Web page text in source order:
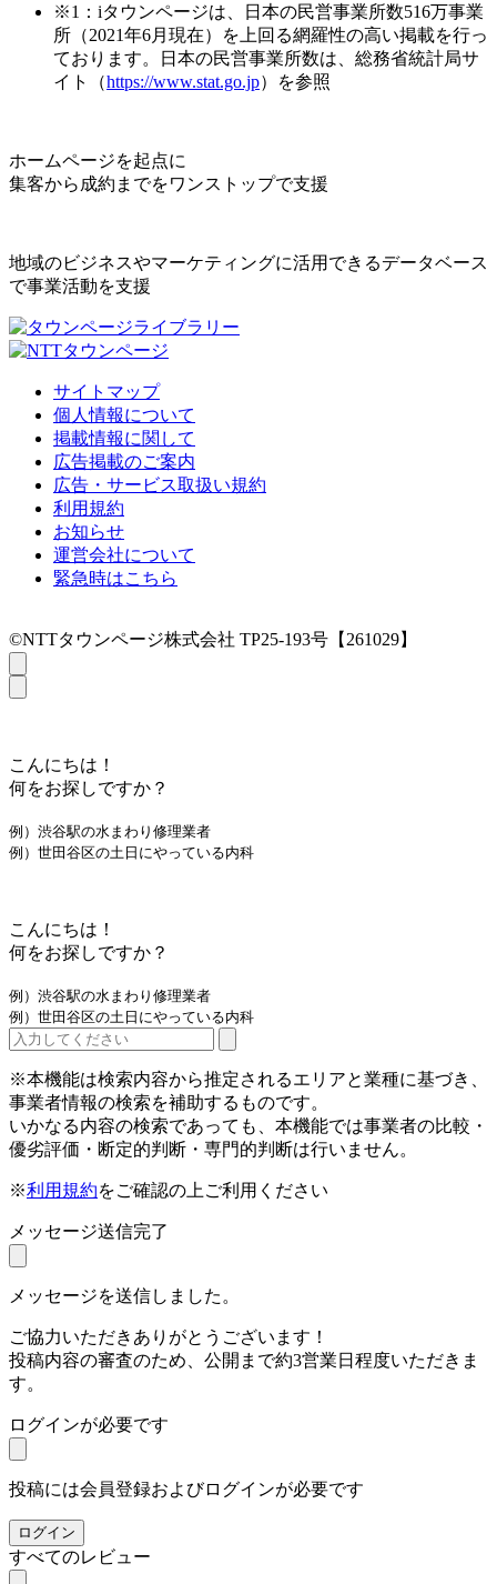
※1：iタウンページは、日本の民営事業所数516万事業
所（2021年6月現在）を上回る網羅性の高い掲載を行っ
ております。日本の民営事業所数は、総務省統計局サ
イト（https://www.stat.go.jp）を参照
ホームページを起点に
集客から成約までをワンストップで支援
地域のビジネスやマーケティングに活用できるデータベース
で事業活動を支援
サイトマップ
個人情報について
掲載情報に関して
広告掲載のご案内
広告・サービス取扱い規約
利用規約
お知らせ
運営会社について
緊急時はこちら
©NTTタウンページ株式会社 TP25-193号【261029】
こんにちは！
何をお探しですか？
例）渋谷駅の水まわり修理業者
例）世田谷区の土日にやっている内科
こんにちは！
何をお探しですか？
例）渋谷駅の水まわり修理業者
例）世田谷区の土日にやっている内科
※本機能は検索内容から推定されるエリアと業種に基づき、
事業者情報の検索を補助するものです。
いかなる内容の検索であっても、本機能では事業者の比較・
優劣評価・断定的判断・専門的判断は行いません。
※利用規約をご確認の上ご利用ください
メッセージ送信完了
メッセージを送信しました。
ご協力いただきありがとうございます！
投稿内容の審査のため、公開まで約3営業日程度いただきま
す。
ログインが必要です
投稿には会員登録およびログインが必要です
ログイン
すべてのレビュー